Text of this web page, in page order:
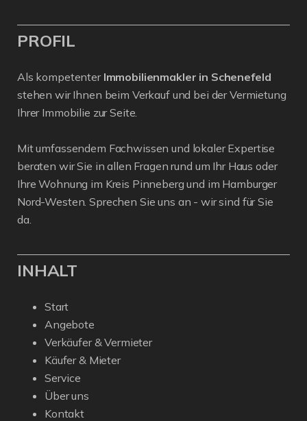
PROFIL
Als kompetenter Immobilienmakler in Schenefeld
stehen wir Ihnen beim Verkauf und bei der Vermietung
Ihrer Immobilie zur Seite.
Mit umfassendem Fachwissen und lokaler Expertise
beraten wir Sie in allen Fragen rund um Ihr Haus oder
Ihre Wohnung im Kreis Pinneberg und im Hamburger
Nord-Westen. Sprechen Sie uns an - wir sind für Sie
da.
INHALT
Start
Angebote
Verkäufer & Vermieter
Käufer & Mieter
Service
Über uns
Kontakt